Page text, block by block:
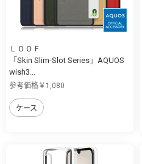
ＬＯＯＦ
「Skin Slim-Slot Series」AQUOS
wish3...
参考価格￥1,080
ケース